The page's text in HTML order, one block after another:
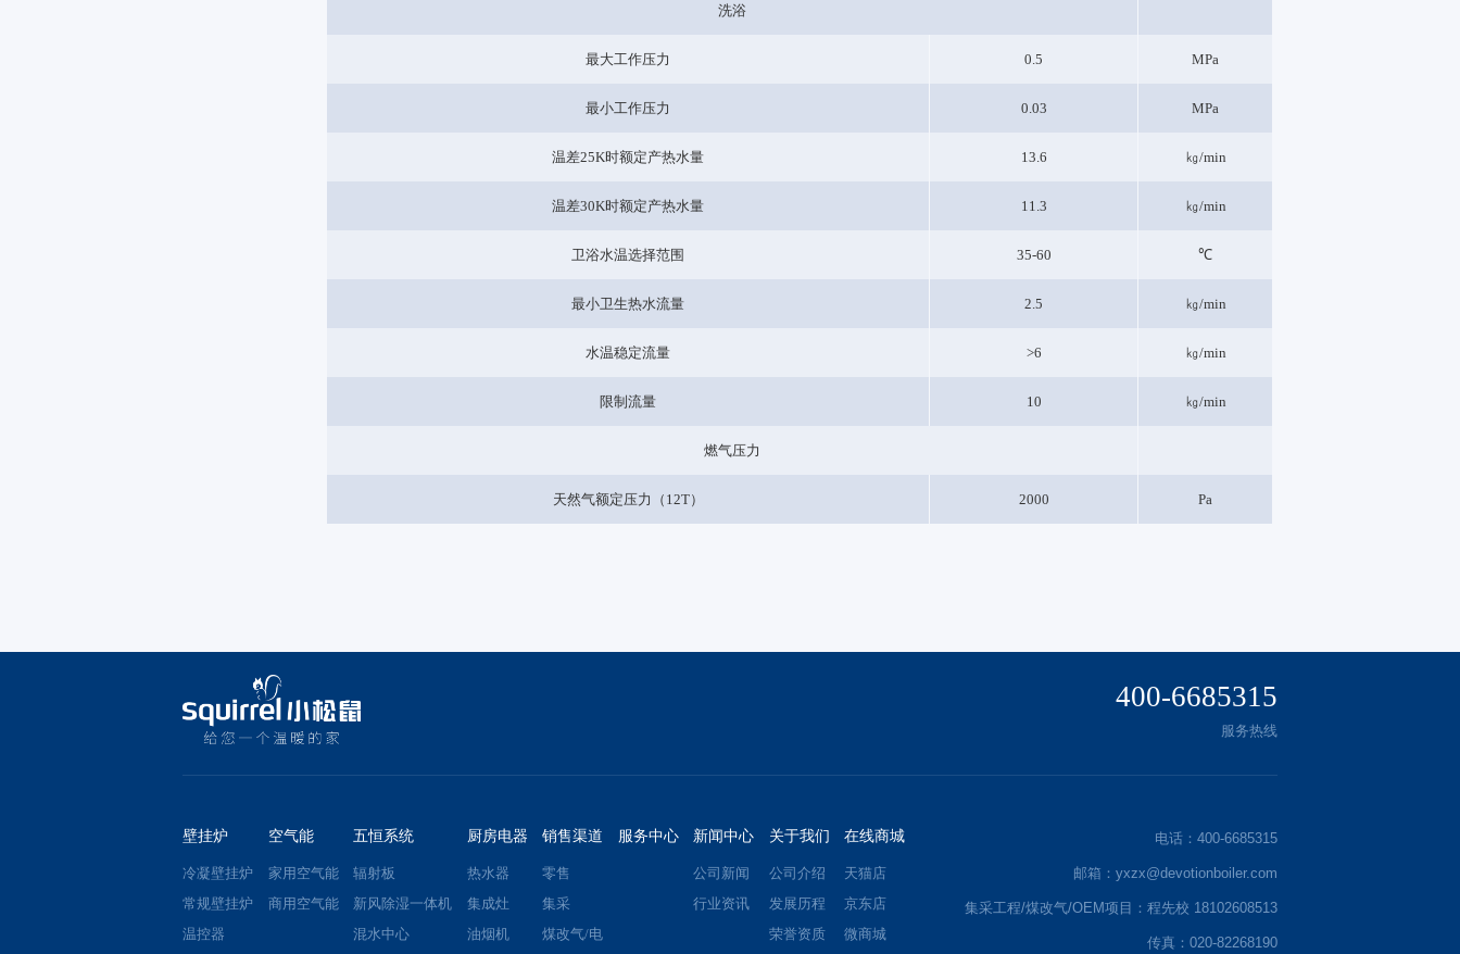
洗浴
最大工作压力 0.5 MPa
最小工作压力 0.03 MPa
温差25K时额定产热水量 13.6 ㎏/min
温差30K时额定产热水量 11.3 ㎏/min
卫浴水温选择范围 35-60 ℃
最小卫生热水流量 2.5 ㎏/min
水温稳定流量 >6 ㎏/min
限制流量 10 ㎏/min
燃气压力
天然气额定压力（12T） 2000 Pa
400-6685315
服务热线
壁挂炉
冷凝壁挂炉
常规壁挂炉
温控器
空气能
家用空气能
商用空气能
五恒系统
辐射板
新风除湿一体机
混水中心
厨房电器
热水器
集成灶
油烟机
销售渠道
零售
集采
煤改气/电
服务中心 新闻中心
公司新闻
行业资讯
关于我们
公司介绍
发展历程
荣誉资质
在线商城
天猫店
京东店
微商城
电话：400-6685315
邮箱：yxzx@devotionboiler.com
集采工程/煤改气/OEM项目：程先校 18102608513
传真：020-82268190